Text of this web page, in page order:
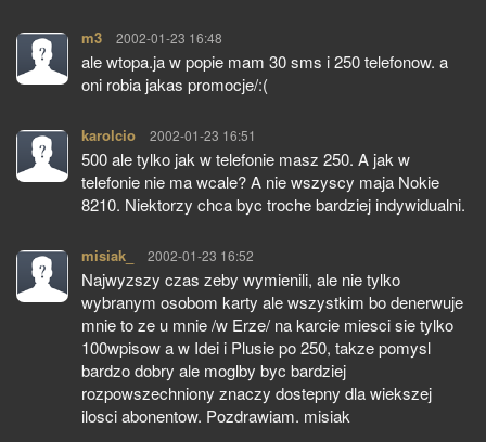
m3 pisze:
2002-01-23 16:48
ale wtopa.ja w popie mam 30 sms i 250 telefonow. a
oni robia jakas promocje/:(
karolcio pisze:
2002-01-23 16:51
500 ale tylko jak w telefonie masz 250. A jak w
telefonie nie ma wcale? A nie wszyscy maja Nokie
8210. Niektorzy chca byc troche bardziej indywidualni.
misiak_ pisze:
2002-01-23 16:52
Najwyzszy czas zeby wymienili, ale nie tylko
wybranym osobom karty ale wszystkim bo denerwuje
mnie to ze u mnie /w Erze/ na karcie miesci sie tylko
100wpisow a w Idei i Plusie po 250, takze pomysl
bardzo dobry ale moglby byc bardziej
rozpowszechniony znaczy dostepny dla wiekszej
ilosci abonentow. Pozdrawiam. misiak